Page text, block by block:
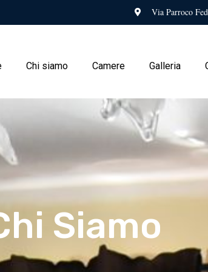
Via Parroco
Chi siamo Camere Galleria
Siamo